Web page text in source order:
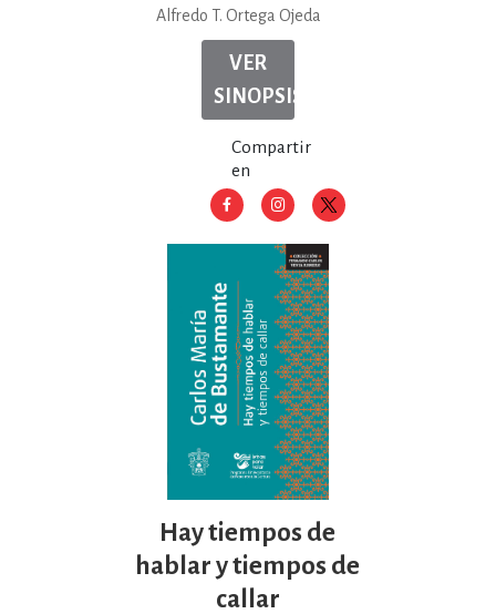
Alfredo T. Ortega Ojeda
VER
SINOPSIS
Compartir
en
Hay tiempos de
hablar y tiempos de
callar